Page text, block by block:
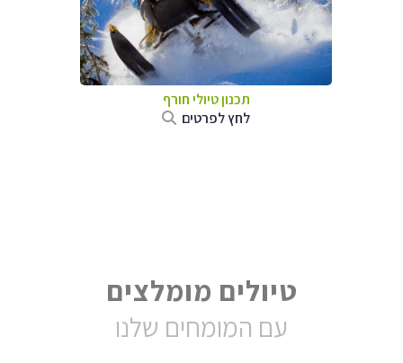
תכנון טיולי חורף
לחץ לפרטים
טיולים מומלצים
עם המומחים שלנו